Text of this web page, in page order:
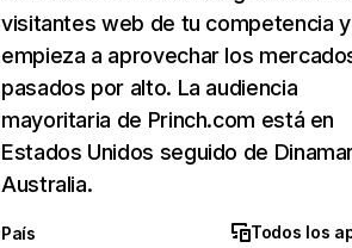
visitantes web de tu competencia y
empieza a aprovechar los
pasados por alto. La audiencia
mayoritaria de Princh.com está en
Estados Unidos seguido de
Australia.
País
Todos los